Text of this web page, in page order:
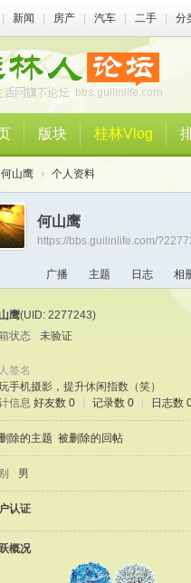
新闻 房产 汽车 二手 分
版块 桂林Vlog
何山鹰 › 个人资料
何山鹰
https://bbs.guilinlife.com/
广播 主题 日志 相
鹰(UID: 2277243)
状态
未验证
签名
手机摄影，提升休闲指数（笑）
信息 好友数 0 记录数 0 日志数
除的主题 被删除的回帖
男
认证
概况